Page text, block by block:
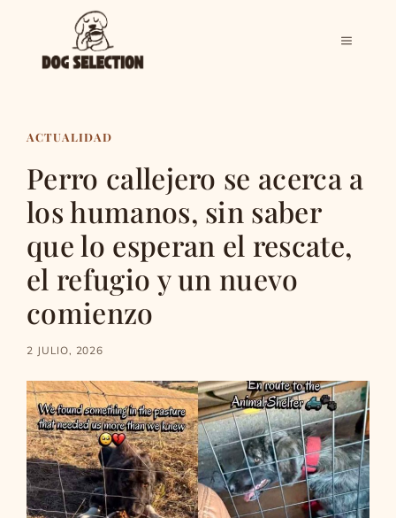
contenido
MENÚ
ACTUALIDAD
Perro callejero se acerca a
los humanos, sin saber
que lo esperan el rescate,
el refugio y un nuevo
comienzo
2 JULIO, 2026